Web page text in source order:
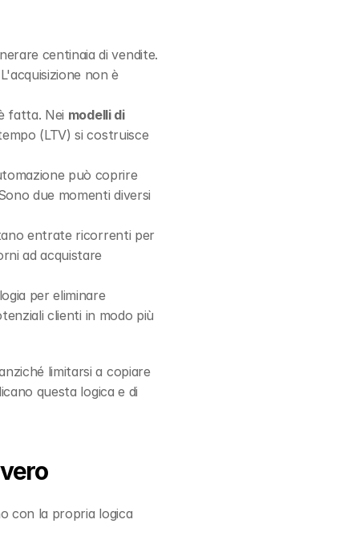
centinaia di vendite.
non è
fatta. Nei modelli di
(LTV) si costruisce
può coprire
due momenti diversi
entrate ricorrenti per
ad acquistare
per eliminare
clienti in modo più
limitarsi a copiare
questa logica e di
con la propria logica